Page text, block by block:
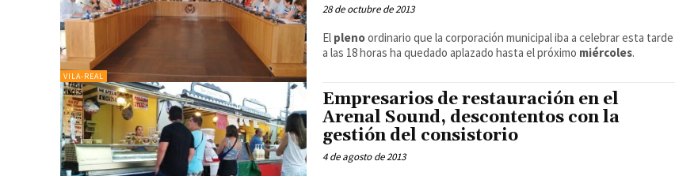
VILA-REAL
28 de octubre de 2013
El plenoordinario que la corporación municipal iba a celebrar esta tarde
a las 18 horas ha quedado aplazado hasta el próximo miércoles.
Empresarios de restauración en el
Arenal Sound, descontentos con la
gestión del consistorio
4 de agosto de 2013